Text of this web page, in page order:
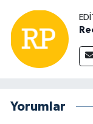
Yorumlar